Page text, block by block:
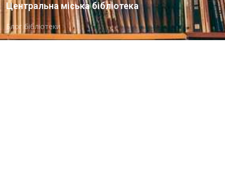
Центральна міська бібліотека
Блог бібліотеки